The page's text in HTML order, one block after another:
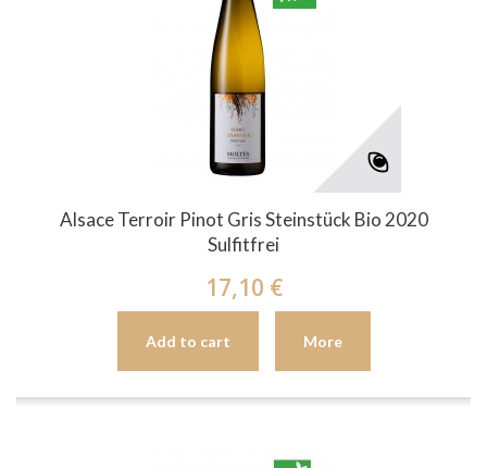
Alsace Terroir Pinot Gris Steinstück Bio 2020
Sulfitfrei
17,10 €
Add to cart More